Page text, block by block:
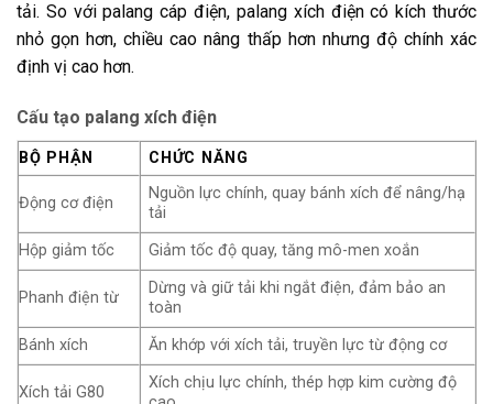
tải. So với palang cáp điện, palang xích điện có kích thước
nhỏ gọn hơn, chiều cao nâng thấp hơn nhưng độ chính xác
định vị cao hơn.
Cấu tạo palang xích điện
BỘ PHẬN CHỨC NĂNG
Động cơ điện
Nguồn lực chính, quay bánh xích để nâng/hạ
tải
Hộp giảm tốc
Giảm tốc độ quay, tăng mô-men xoắn
Phanh điện từ
Dừng và giữ tải khi ngắt điện, đảm bảo an
toàn
Bánh xích
Ăn khớp với xích tải, truyền lực từ động cơ
Xích tải G80
Xích chịu lực chính, thép hợp kim cường độ